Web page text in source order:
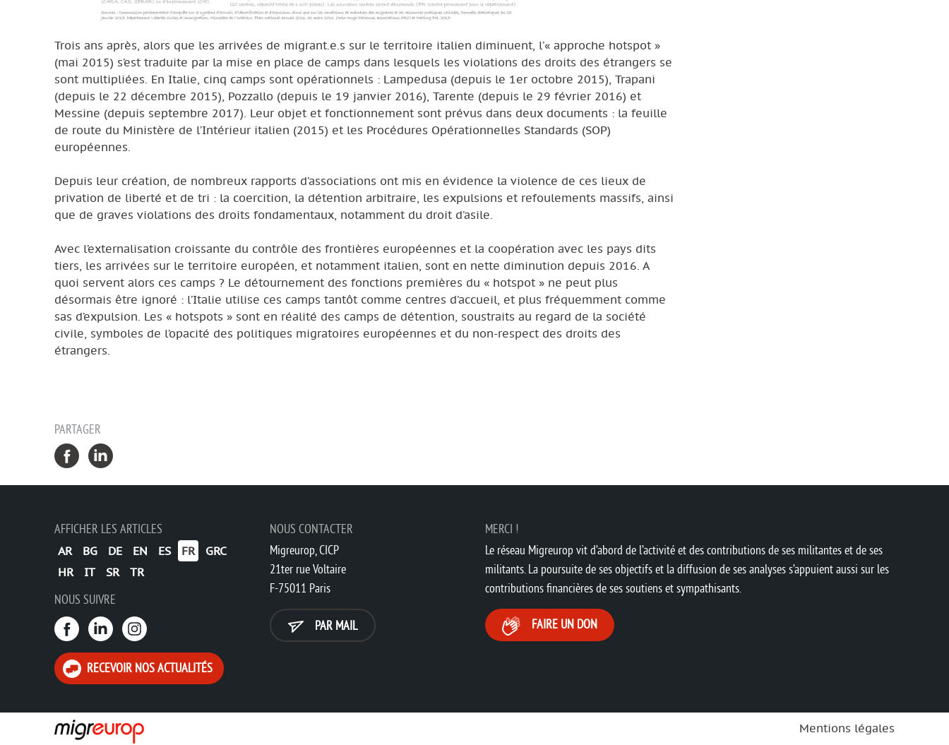
Trois ans après, alors que les arrivées de migrant.e.s sur le territoire italien diminuent, l’« approche hotspot »
(mai 2015) s’est traduite par la mise en place de camps dans lesquels les violations des droits des étrangers se
sont multipliées. En Italie, cinq camps sont opérationnels : Lampedusa (depuis le 1er octobre 2015), Trapani
(depuis le 22 décembre 2015), Pozzallo (depuis le 19 janvier 2016), Tarente (depuis le 29 février 2016) et
Messine (depuis septembre 2017). Leur objet et fonctionnement sont prévus dans deux documents : la feuille
de route du Ministère de l’Intérieur italien (2015) et les Procédures Opérationnelles Standards (SOP)
européennes.
Depuis leur création, de nombreux rapports d’associations ont mis en évidence la violence de ces lieux de
privation de liberté et de tri : la coercition, la détention arbitraire, les expulsions et refoulements massifs, ainsi
que de graves violations des droits fondamentaux, notamment du droit d’asile.
Avec l’externalisation croissante du contrôle des frontières européennes et la coopération avec les pays dits
tiers, les arrivées sur le territoire européen, et notamment italien, sont en nette diminution depuis 2016. A
quoi servent alors ces camps ? Le détournement des fonctions premières du « hotspot » ne peut plus
désormais être ignoré : l’Italie utilise ces camps tantôt comme centres d’accueil, et plus fréquemment comme
sas d’expulsion. Les « hotspots » sont en réalité des camps de détention, soustraits au regard de la société
civile, symboles de l’opacité des politiques migratoires européennes et du non-respect des droits des
étrangers.
PARTAGER
AFFICHER LES ARTICLES
AR BG DE EN ES FR
GRC
HR
IT SR TR
NOUS CONTACTER
Migreurop, CICP
21ter rue Voltaire
F-75011 Paris
PAR MAIL
MERCI !
Le réseau Migreurop vit d’abord de l’activité et des contributions de ses militantes et de ses
militants. La poursuite de ses objectifs et la diffusion de ses analyses s’appuient aussi sur les
contributions financières de ses soutiens et sympathisants.
FAIRE UN DON
NOUS SUIVRE
RECEVOIR NOS ACTUALITÉS
Mentions légales